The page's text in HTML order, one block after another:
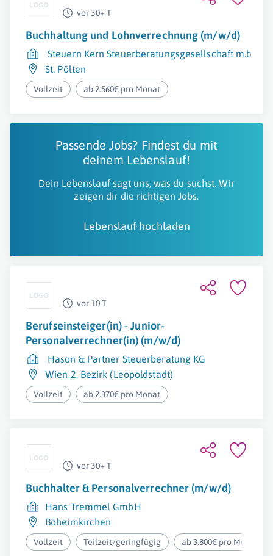
vor 30+ T
Buchhaltung und Lohnverrechnung (m/w/d)
Steuern Kern Steuerberatungsgesellschaft m.b.H.
St. Pölten
Vollzeit ab 2.560€ pro Monat
Passende Jobs? Findest du mit
deinem Lebenslauf!
Dein Lebenslauf sagt uns, was du suchst. Wir
zeigen dir die richtigen Jobs.
Lebenslauf hochladen
vor 10 T
Berufseinsteiger(in) - Junior-
Personalverrechner(in) (m/w/d)
Hason & Partner Steuerberatung KG
Wien 2. Bezirk (Leopoldstadt)
Vollzeit ab 2.370€ pro Monat
vor 30+ T
Buchhalter & Personalverrechner (m/w/d)
Hans Tremmel GmbH
Böheimkirchen
Vollzeit Teilzeit/geringfügig ab 3.800€ pro Monat